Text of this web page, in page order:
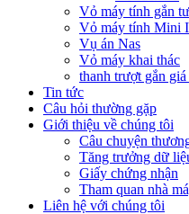
Vỏ máy tính gắn
Vỏ máy tính Mini
Vụ án Nas
Vỏ máy khai thác
thanh trượt gắn
Tin tức
Câu hỏi thường gặp
Giới thiệu về chúng tôi
Câu chuyện
Tăng trưởng dữ
Giấy chứng nhận
Tham quan nhà
Liên hệ với chúng tôi